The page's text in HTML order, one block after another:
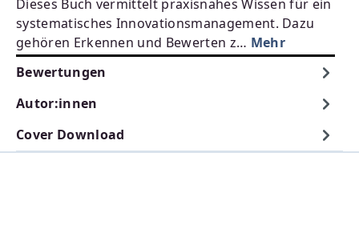
Dieses Buch vermittelt praxisnahes Wissen für ein
systematisches Innovationsmanagement. Dazu
gehören Erkennen und Bewerten z… Mehr
Bewertungen
Autor:innen
Cover Download